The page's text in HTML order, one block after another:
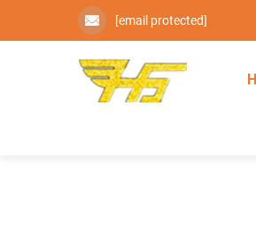
[email protected]